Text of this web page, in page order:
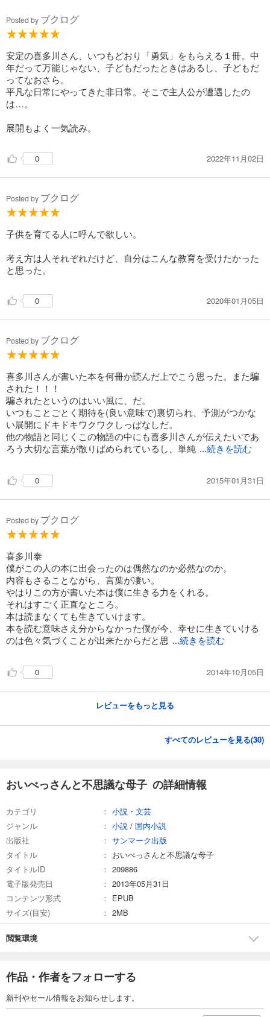
Posted by ブクログ
安定の喜多川さん、いつもどおり「勇気」をもらえる１冊。中
年だって万能じゃない、子どもだったときはあるし、子どもだ
ってなおさら。
平凡な日常にやってきた非日常。そこで主人公が遭遇したの
は…。
展開もよく一気読み。
0 2022年11月02日
Posted by ブクログ
子供を育てる人に呼んで欲しい。
考え方は人それぞれだけど、自分はこんな教育を受けたかった
と思った。
0 2020年01月05日
Posted by ブクログ
喜多川さんが書いた本を何冊か読んだ上でこう思った。また騙
された！！！
騙されたというのはいい風に、だ。
いつもことごとく期待を(良い意味で)裏切られ、予測がつかな
い展開にドキドキワクワクしっぱなしだ。
他の物語と同じくこの物語の中にも喜多川さんが伝えたいであ
ろう大切な言葉が散りばめられているし、単純 ...続きを読む
0 2015年01月31日
Posted by ブクログ
喜多川泰
僕がこの人の本に出会ったのは偶然なのか必然なのか。
内容もさることながら、言葉が凄い。
やはりこの方が書いた本は僕に生きる力をくれる。
それはすごく正直なところ。
本は読まなくても生きていけます。
本を読む意味さえ分からなかった僕が今、幸せに生きていける
のは色々気づくことが出来たからだと思 ...続きを読む
0 2014年10月05日
レビューをもっと見る
すべてのレビューを見る(30)
おいべっさんと不思議な母子 の詳細情報
カテゴリ
小説・文芸
ジャンル
小説 / 国内小説
出版社
サンマーク出版
タイトル
おいべっさんと不思議な母子
タイトルID
209886
電子版発売日
2013年05月31日
コンテンツ形式
EPUB
サイズ(目安)
2MB
閲覧環境
作品・作者をフォローする
新刊やセール情報をお知らせします。